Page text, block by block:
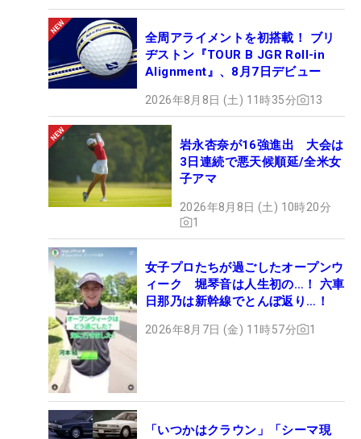
全周アライメントを初搭載！ ブリ
ヂストン『TOUR B JGR Roll-in
Alignment』、8月7日デビュー
2026年8月8日 (土) 11時35分 13
岩永杏奈が16強進出 大会は
3日連続で悪天候順延/全米女
子アマ
2026年8月8日 (土) 10時20分
1
女子プロたちが過ごしたオープンウ
ィーク 堀琴音は人生初の…！ 六車
日那乃は新幹線でとんぼ返り…！
2026年8月7日 (金) 11時57分 1
「いつかはクラウン」「シーマ現